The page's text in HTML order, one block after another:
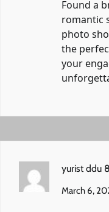
Found a
romantic
photo
the
your
yurist ddu
March 6,